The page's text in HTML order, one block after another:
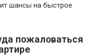
шансы на быстрое
пожаловаться